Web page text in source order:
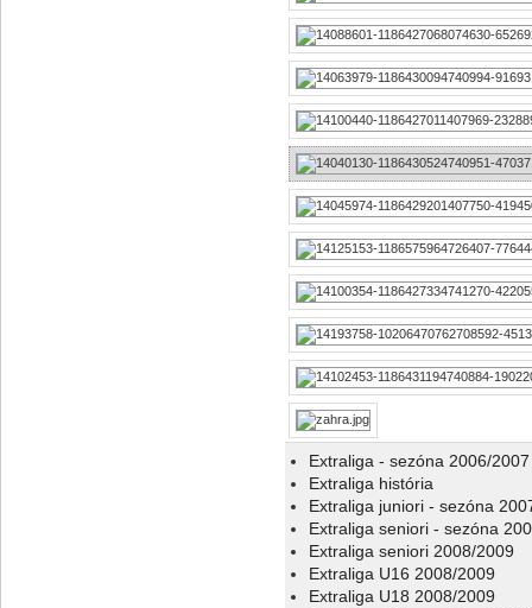
Extraliga - sezóna 2006/2007
Extraliga história
Extraliga juniori - sezóna
Extraliga seniori - sezóna
Extraliga seniori 2008/2009
Extraliga U16 2008/2009
Extraliga U18 2008/2009